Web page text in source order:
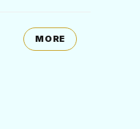
MORE